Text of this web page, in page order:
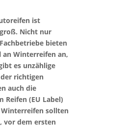
ist
Nicht nur
bieten
an Winterreifen an,
es unzählige
richtigen
auch die
Reifen (EU Label)
sollten
vor dem ersten